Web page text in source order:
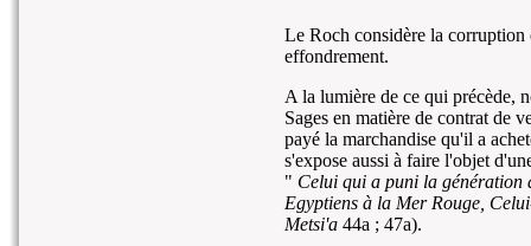
Le Roch considère la corruption
effondrement.
A la lumière de ce qui précède,
Sages en matière de contrat de
payé la marchandise qu'il a
s'expose aussi à faire l'objet
" Celui qui a puni la génération
Egyptiens à la Mer Rouge,
Metsi'a 44a ; 47a).